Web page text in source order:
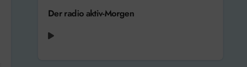
Der radio aktiv-Morgen